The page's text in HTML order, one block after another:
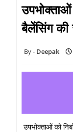
उपभोक्ताओं
बैलेंसिंग की
Deepak
उपभोक्ताओं को